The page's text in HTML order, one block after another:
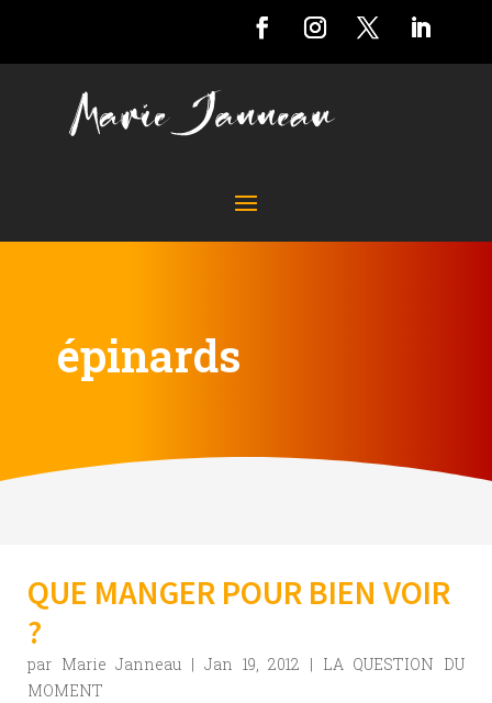
épinards
QUE MANGER POUR BIEN VOIR
?
par Marie Janneau | Jan 19, 2012 | LA QUESTION DU
MOMENT